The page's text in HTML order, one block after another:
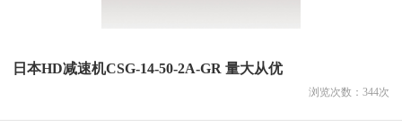
日本HD减速机CSG-14-50-2A-GR 量大从优
浏览次数： 344次